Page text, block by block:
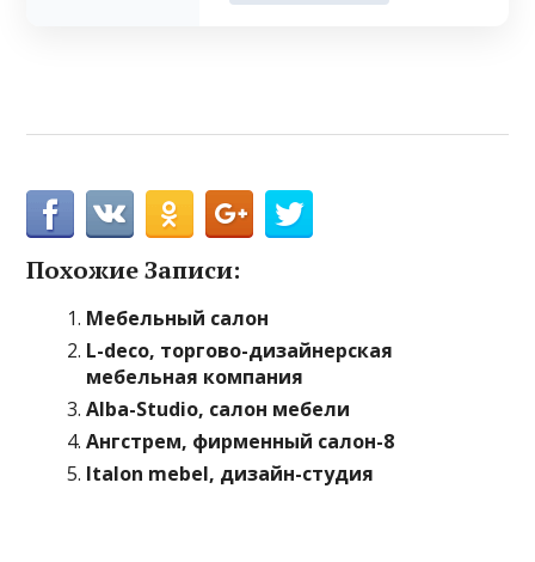
Похожие Записи:
Мебельный салон
L-deco, торгово-дизайнерская
мебельная компания
Alba-Studio, салон мебели
Ангстрем, фирменный салон-8
Italon mebel, дизайн-студия